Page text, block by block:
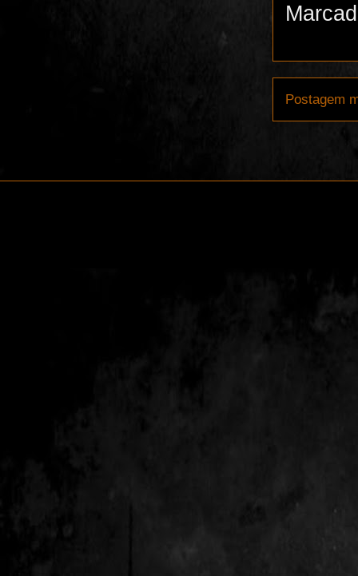
Postagem